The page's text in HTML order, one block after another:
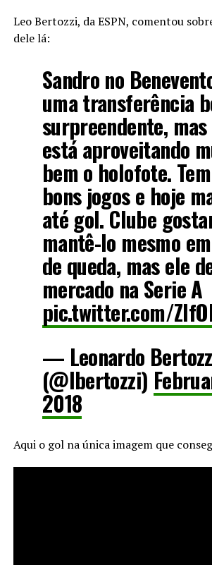
Leo Bertozzi, da ESPN, comentou
dele lá:
Sandro no
uma transferência
surpreendente,
está aproveitando
bem o holofote.
bons jogos e hoje
até gol. Clube
mantê-lo mesmo
de queda, mas ele
mercado na Serie A
pic.twitter.com/
— Leonardo
(@lbertozzi)
2018
Aqui o gol na única imagem que